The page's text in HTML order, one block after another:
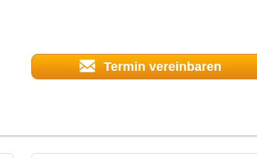
Termin vereinbaren